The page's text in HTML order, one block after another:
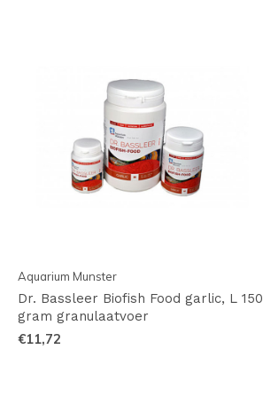
Aquarium Munster
Dr. Bassleer Biofish Food garlic, L 150
gram granulaatvoer
€11,72